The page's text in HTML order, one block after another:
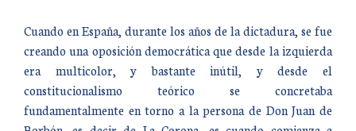
Cuando en España, durante los años de la dictadura, se fue
creando una oposición democrática que desde la izquierda
era multicolor, y bastante inútil, y desde el
constitucionalismo teórico se concretaba
fundamentalmente en torno a la persona de Don Juan de